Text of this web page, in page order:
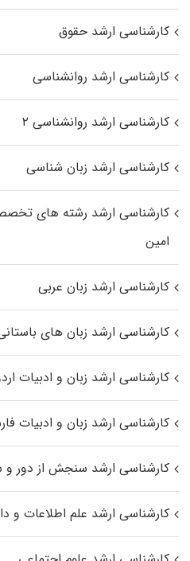
کارشناسی ارشد حقوق
کارشناسی ارشد روانشناسی
کارشناسی ارشد روانشناسی ۲
کارشناسی ارشد زبان شناسی
کارشناسی ارشد رﺷﺘﻪ ﻫﺎی
اﻣﻴﻦ
کارشناسی ارشد زبان عربی
کارشناسی ارشد زبان‌ های
کارشناسی ارشد زبان و ادبیات
کارشناسی ارشد زبان و ادبیات
کارشناسی ارشد سنجش از دور و
کارشناسی ارشد علم اطلاعات و